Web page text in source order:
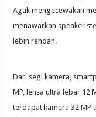
Agak mengecewakan
menawarkan speaker
lebih rendah.
Dari segi kamera,
MP, lensa ultra lebar 12
terdapat kamera 32 MP